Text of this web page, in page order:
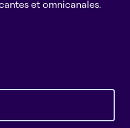
et omnicanales.